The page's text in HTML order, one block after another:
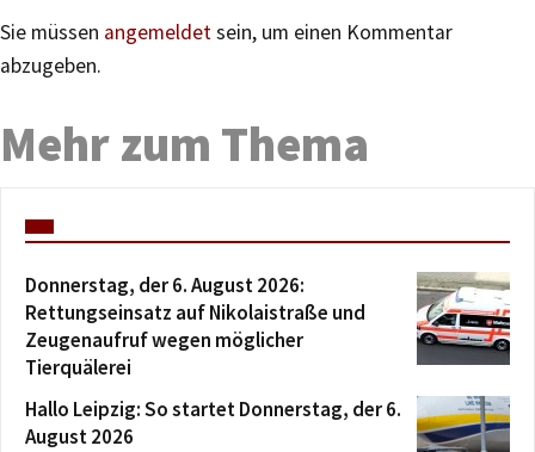
Sie müssen angemeldetsein, um einen Kommentar
abzugeben.
Mehr zum Thema
Donnerstag, der 6. August 2026:
Rettungseinsatz auf Nikolaistraße und
Zeugenaufruf wegen möglicher
Tierquälerei
Hallo Leipzig: So startet Donnerstag, der 6.
August 2026